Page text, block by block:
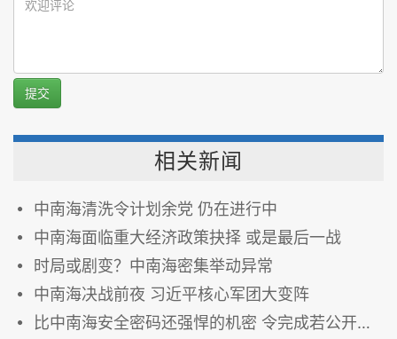
提交
相关新闻
中南海清洗令计划余党 仍在进行中
中南海面临重大经济政策抉择 或是最后一战
时局或剧变？中南海密集举动异常
中南海决战前夜 习近平核心军团大变阵
比中南海安全密码还强悍的机密 令完成若公开或被杀